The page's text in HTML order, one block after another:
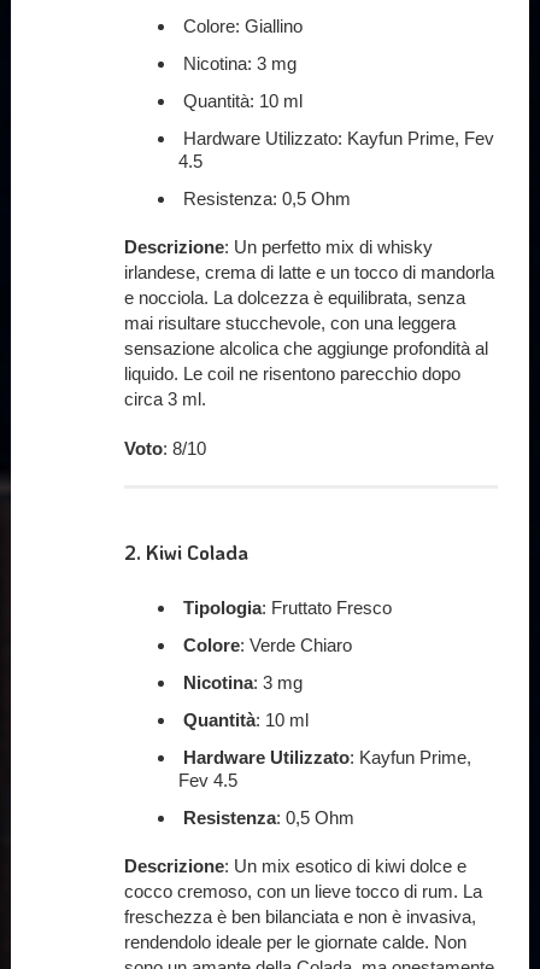
Colore: Giallino
Nicotina: 3 mg
Quantità: 10 ml
Hardware Utilizzato: Kayfun Prime, Fev
4.5
Resistenza: 0,5 Ohm
Descrizione: Un perfetto mix di whisky
irlandese, crema di latte e un tocco di mandorla
e nocciola. La dolcezza è equilibrata, senza
mai risultare stucchevole, con una leggera
sensazione alcolica che aggiunge profondità al
liquido. Le coil ne risentono parecchio dopo
circa 3 ml.
Voto: 8/10
2. Kiwi Colada
Tipologia: Fruttato Fresco
Colore: Verde Chiaro
Nicotina: 3 mg
Quantità: 10 ml
Hardware Utilizzato: Kayfun Prime,
Fev 4.5
Resistenza: 0,5 Ohm
Descrizione: Un mix esotico di kiwi dolce e
cocco cremoso, con un lieve tocco di rum. La
freschezza è ben bilanciata e non è invasiva,
rendendolo ideale per le giornate calde. Non